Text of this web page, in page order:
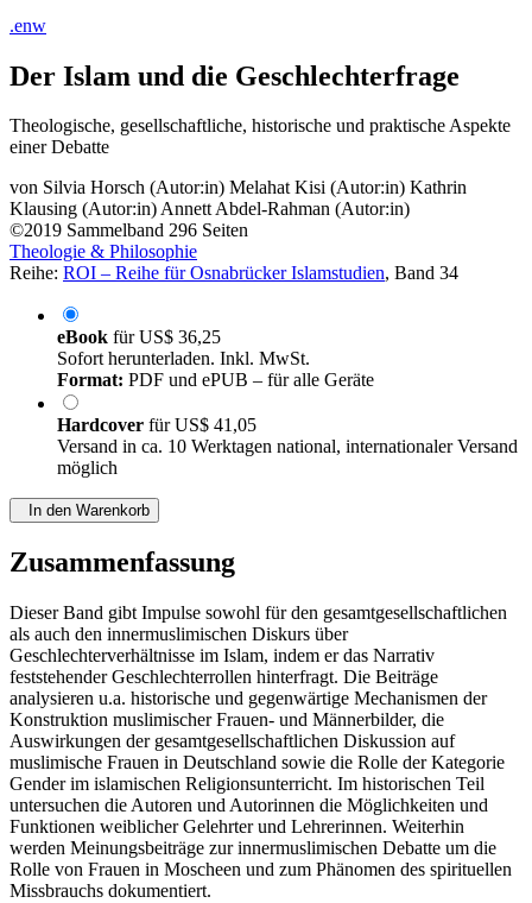
.enw
Der Islam und die Geschlechterfrage
Theologische, gesellschaftliche, historische und praktische Aspekte
einer Debatte
von Silvia Horsch (Autor:in) Melahat Kisi (Autor:in) Kathrin
Klausing (Autor:in)Annett Abdel-Rahman (Autor:in)
©2019 Sammelband 296 Seiten
Theologie & Philosophie
Reihe: ROI – Reihe für Osnabrücker Islamstudien, Band 34
eBook fürUS$ 36,25
Sofort herunterladen. Inkl. MwSt.
Format: PDF und ePUB – für alle Geräte
Hardcover fürUS$ 41,05
Versand in ca. 10 Werktagen national, internationaler Versand
möglich
In den Warenkorb
Zusammenfassung
Dieser Band gibt Impulse sowohl für den gesamtgesellschaftlichen
als auch den innermuslimischen Diskurs über
Geschlechterverhältnisse im Islam, indem er das Narrativ
feststehender Geschlechterrollen hinterfragt. Die Beiträge
analysieren u.a. historische und gegenwärtige Mechanismen der
Konstruktion muslimischer Frauen- und Männerbilder, die
Auswirkungen der gesamtgesellschaftlichen Diskussion auf
muslimische Frauen in Deutschland sowie die Rolle der Kategorie
Gender im islamischen Religionsunterricht. Im historischen Teil
untersuchen die Autoren und Autorinnen die Möglichkeiten und
Funktionen weiblicher Gelehrter und Lehrerinnen. Weiterhin
werden Meinungsbeiträge zur innermuslimischen Debatte um die
Rolle von Frauen in Moscheen und zum Phänomen des spirituellen
Missbrauchs dokumentiert.